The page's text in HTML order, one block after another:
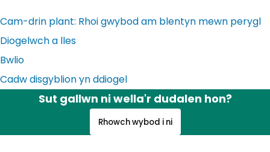
Cam-drin plant: Rhoi gwybod am blentyn mewn perygl
Diogelwch a lles
Bwlio
Cadw disgyblion yn ddiogel
Sut gallwn ni wella'r dudalen hon?
Rhowch wybod i ni